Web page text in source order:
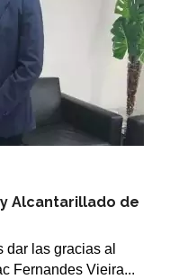
Alcantarillado de
las gracias al
Fernandes Vieira...